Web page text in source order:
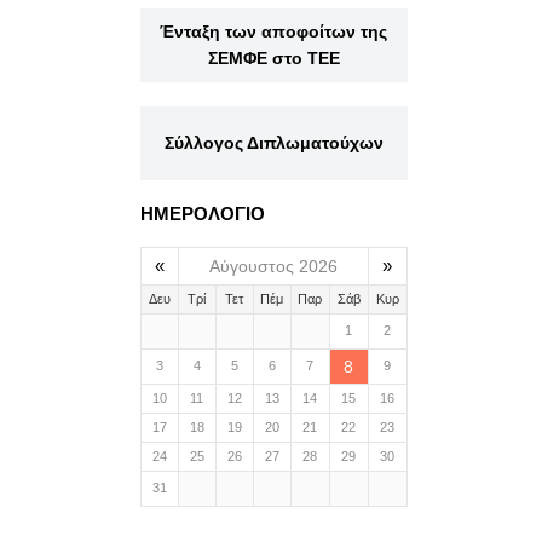
Ένταξη των αποφοίτων της
ΣΕΜΦΕ στο ΤΕΕ
Σύλλογος Διπλωματούχων
ΗΜΕΡΟΛΟΓΙΟ
« Αύγουστος 2026 »
Δευ Τρί Τετ Πέμ Παρ Σάβ Κυρ
1 2
3 4 5 6 7 8 9
10 11 12 13 14 15
16
17
18 19 20 21 22
23
24
25 26 27 28 29 30
31